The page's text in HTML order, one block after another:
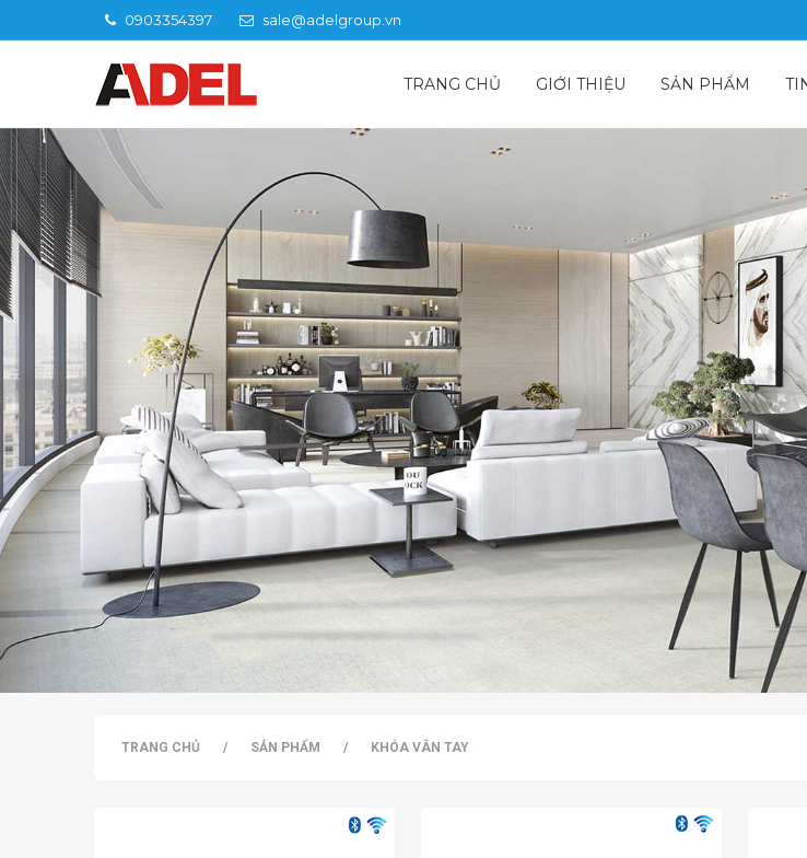
0903354397 sale@adelgroup.vn
TRANG CHỦ GIỚI THIỆU SẢN PHẨM
TRANG CHỦ / SẢN PHẨM / KHÓA VÂN TAY
Khóa US13-LB1B là một dòng khóa vân tay có thiết kế đặc biệt sang trọng tạo nên được nét độc
khóa cửa điện tử như mở khóa bằng Wifi, Bluetooth, vân tay, thẻ từ, mã số, chìa khóa. Sản phẩm
hộ cao cấp.
Tính năng của khóa US13-LB1B
Sử dụng APP tiện lợi, quản lý khóa ở mọi lúc - mọi nơi
Mở khóa từ xa qua internet
Chống nước IP55 (option)
Chống cháy
Kiểm tra lịch sử vào ra
Khóa phím nếu nhập mã sai 5 lần liên tiếp
Mã số tạm thời, mã số ảo
Lắp đặt dễ dàng.
Công nghệ nhận dạng vân tay bằng chip bán dẫn